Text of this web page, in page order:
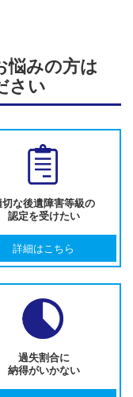
悩みの方は
さい
切な後遺障害等級の
認定を受けたい
詳細はこちら
過失割合に
納得がいかない